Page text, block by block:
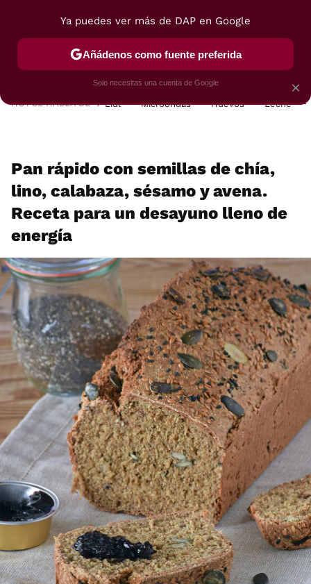
POSTRES VIAJES SELECCIÓN VEGUI
HOY SE HABLA DE Lidl Microondas Huevos Leche
Pan rápido con semillas de chía,
lino, calabaza, sésamo y avena.
Receta para un desayuno lleno de
energía
×
Ya puedes ver más de DAP en Google
Añádenos como fuente preferida
Solo necesitas una cuenta de Google